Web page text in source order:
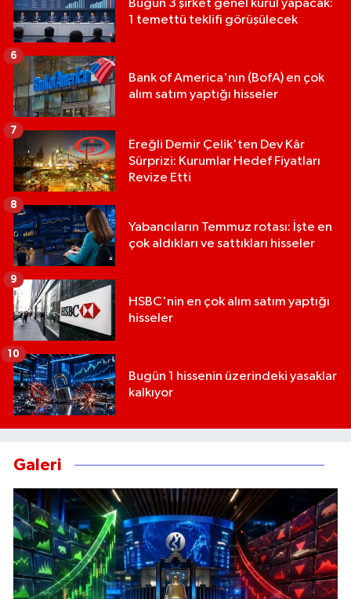
Bugün 3 şirket genel kurul yapacak:
1 temettü teklifi görüşülecek
Bank of America'nın (BofA) en çok
alım satım yaptığı hisseler
6
Ereğli Demir Çelik'ten Dev Kâr
Sürprizi: Kurumlar Hedef Fiyatları
Revize Etti
7
Yabancıların Temmuz rotası: İşte en
çok aldıkları ve sattıkları hisseler
8
HSBC'nin en çok alım satım yaptığı
hisseler
9
Bugün 1 hissenin üzerindeki yasaklar
kalkıyor
10
Galeri